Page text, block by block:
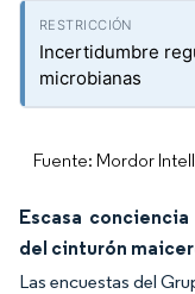
Incertidumbre
microbianas
Fuente: Mordor
Escasa
del cinturón
Las encuestas del